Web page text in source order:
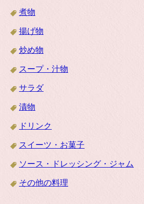
煮物
揚げ物
炒め物
スープ・汁物
サラダ
漬物
ドリンク
スイーツ・お菓子
ソース・ドレッシング・ジャム
その他の料理